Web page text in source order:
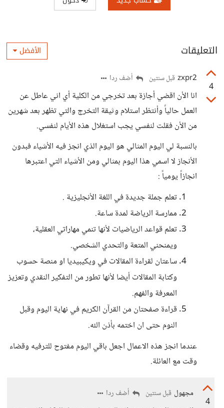
التعليقات الأفضل
4
zxpr2 قبل سنتين أضف ردا
انا الأن اقضي أجازة بعد تخرجي من الكلية أي اني عاطل عن
العمل حالياً وأنتظر استلام وثيقة التخرج والتي تظهر بعد شهرين
من الأن فقلت لنفسي يجب استغلال هذه الأيام لنفسي.
بالنسبة لي اليوم المثالي هو اليوم الذي انجز فيه الأشياء فبدون
الأنجاز لا اسمي هذا اليوم بمثالي ومن الأشياء التي اعتبرها
انجازاً يومياً :
تعلم جملة جديدة في اللغة الأنجليزية .
ممارسة الرياضة لمدة ساعة.
تعلم قواعد الرياضيات لأنها تنمي مهاراتي العقلية،
ويمنحني المتعة والتحدي الشخصي.
ساعتان لقراءة المقالات في ويكيبيديا او منصة حسوب
وكتابة المقالات أيضا لأنها تطور من التفكير النقدي وتعزيز
المعرفة والفهم.
قراءة صفحتان من القرآن الكريم في نهاية اليوم وقبل
النوم حتى ان اختمه بأذن الله.
عندما انجز هذه الاعمال اجعل باقي اليوم مفتوح للترفيه وقضاء
وقت مع العائلة.
4
مجهول قبل سنتين أضف ردا